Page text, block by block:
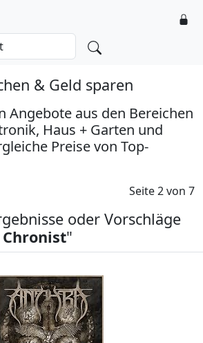
& Geld sparen
Angebote aus den Bereichen
Haus + Garten und
Preise von Top-
Seite 2 von 7
oder Vorschläge
"